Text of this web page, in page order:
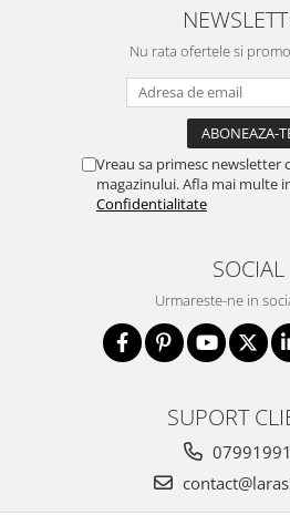
marimea 68
SETURI ARGINT
marimea 52
marimea 58
Nu rata ofertele si
Vreau sa primesc newsletter
magazinului. Afla mai multe
Confidentialitate
SOCIAL
Urmareste-ne in
SUPORT